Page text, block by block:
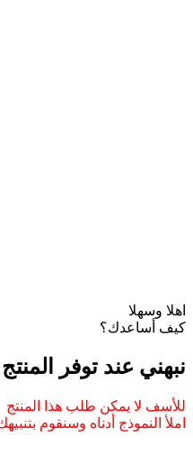
اهلا وسهلا
كيف أساعدك؟
نبهني عند توفر المنتج
للأسف لا يمكن طلب هذا المنتج
املأ النموذج أدناه وسنقوم